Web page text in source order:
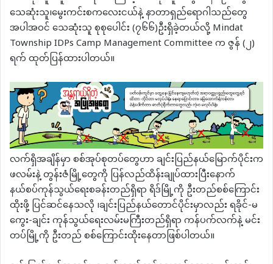
သေဆုံးသူ၊မွေးကင်းစကလေးငယ်နဲ့ နာတာရှည်ရောဂါသည်တွေ
အပါအဝင် သေဆုံးသူ စုစုပေါင်း (၇၆၆)ဦးရှိခဲ့တယ်လို့ Mindat
Township IDPs Camp Management Committee က ဇွန် (၂)
ရက် ထုတ်ပြန်ထားပါတယ်။
လက်ရှိအချိန်မှာ စစ်အုပ်စုတပ်တွေဟာ ချင်းပြည်နယ်မြောက်ပိုင်းက
ဖလမ်းနဲ့ တွန်းဇံမြို့တွေကို ပြန်လည်ထိန်းချုပ်ထားပြီးနောက်
နယ်စပ်ကုန်သွယ်ရေးစခန်းတည်ရှိရာ ရိဒ်မြို့ကို ဦးတည်စစ်ကြောင်း
ထိုးဖို့ ပြင်ဆင်နေသလို ၊ချင်းပြည်နယ်တောင်ပိုင်းမှာလည်း ရခိုင်-မ
ကွေး-ချင်း ကုန်သွယ်ရေးလမ်းမကြီးတည်ရှိရာ ကန်ပက်လက်နဲ့ မင်း
တပ်မြို့ကို ဦးတည် စစ်ကြောင်းထိုးနေတာဖြစ်ပါတယ်။